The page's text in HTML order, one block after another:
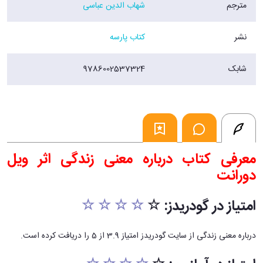
دربردارندة نگاه‌های متفاوت نویسندگان، شاعران، سیاستمداران و… به موضوع
ویل دورانت (1981 – 1885) تاریخ‌نگار و نویسنده‌ی آمریکایی به‌جز مجموعه
همچنین برندة جایزة پولیتزر و مدال آزادی است.
مترجم شهاب الدین عباسی
نشر کتاب پارسه
شابک 9786002537324
معرفی کتاب درباره معنی زندگی اثر ویل
دورانت
امتیاز در گودریدز: ☆☆ ☆ ☆ ☆
درباره معنی زندگی از سایت گودریدز امتیاز 3.9 از 5 را دریافت کرده است.